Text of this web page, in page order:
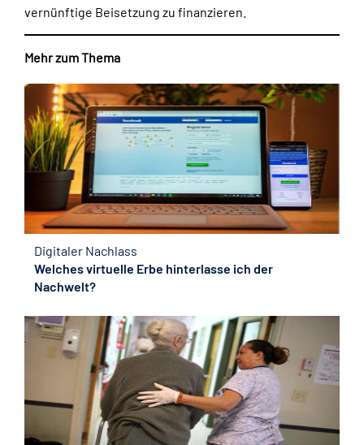
vernünftige Beisetzung zu finanzieren.
Mehr zum Thema
Digitaler Nachlass
Welches virtuelle Erbe hinterlasse ich der
Nachwelt?